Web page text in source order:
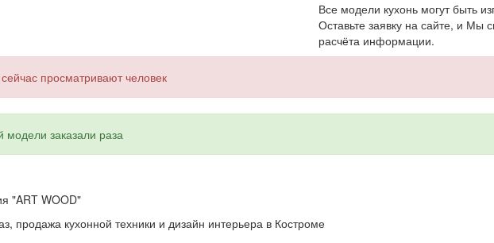
Все модели кухонь могут быть
Оставьте заявку на сайте, и Мы
расчёта информации.
просматриваютчеловек
модели заказали раза
"ART WOOD"
продажа кухонной техники и дизайн интерьера в Костроме